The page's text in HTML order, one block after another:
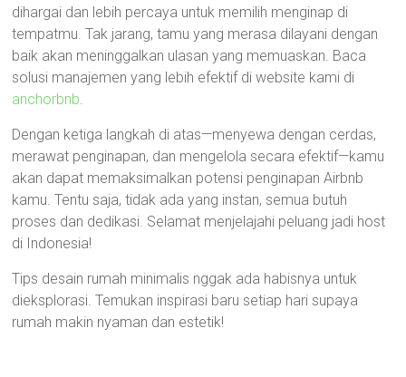
dihargai dan lebih percaya untuk memilih menginap di
tempatmu. Tak jarang, tamu yang merasa dilayani dengan
baik akan meninggalkan ulasan yang memuaskan. Baca
solusi manajemen yang lebih efektif di website kami di
anchorbnb.
Dengan ketiga langkah di atas—menyewa dengan cerdas,
merawat penginapan, dan mengelola secara efektif—kamu
akan dapat memaksimalkan potensi penginapan Airbnb
kamu. Tentu saja, tidak ada yang instan, semua butuh
proses dan dedikasi. Selamat menjelajahi peluang jadi host
di Indonesia!
Tips desain rumah minimalis nggak ada habisnya untuk
dieksplorasi. Temukan inspirasi baru setiap hari supaya
rumah makin nyaman dan estetik!